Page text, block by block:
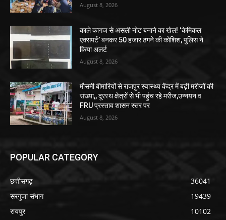
August 8, 2026
काले कागज से असली नोट बनाने का खेल! ‘केमिकल
एक्सपर्ट’ बनकर 50 हजार ठगने की कोशिश, पुलिस ने
किया अलर्ट
August 8, 2026
मौसमी बीमारियों से राजपुर स्वास्थ्य केंद्र में बढ़ी मरीजों की
संख्या,, दूरस्थ क्षेत्रों से भी पहुंच रहे मरीज,उन्नयन व
FRU प्रस्ताव शासन स्तर पर
August 8, 2026
POPULAR CATEGORY
छत्तीसगढ़
36041
सरगुजा संभाग
19439
रायपुर
10102